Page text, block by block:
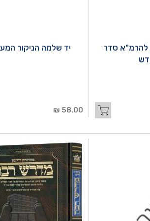
להרמ"א סדר
יד שלמה הניקור
58.00 ₪